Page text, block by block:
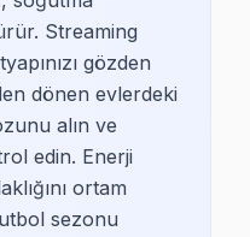
genellikle
genellikle uygun fiyatlı
Dağılımı
Streaming
gözden
dönen evlerdeki
alın ve
edin. Enerji
ortam
sezonu